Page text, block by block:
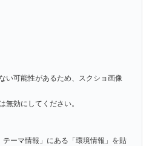
い可能性があるため、スクショ画像
効にしてください。
ーマ情報」にある「環境情報」を貼